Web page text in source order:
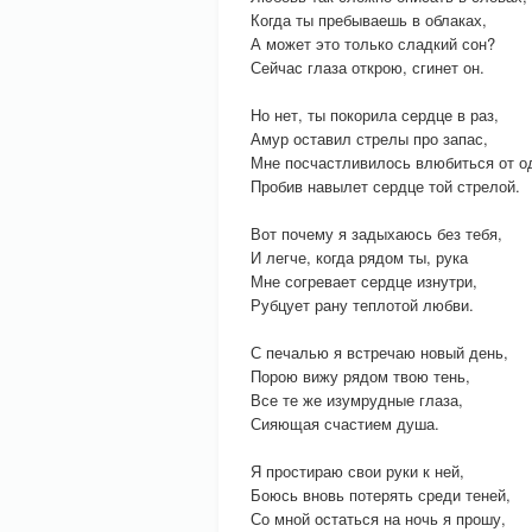
Когда ты пребываешь в облаках,
А может это только сладкий сон?
Сейчас глаза открою, сгинет он.
Но нет, ты покорила сердце в раз,
Амур оставил стрелы про запас,
Мне посчастливилось влюбиться от
Пробив навылет сердце той стрелой.
Вот почему я задыхаюсь без тебя,
И легче, когда рядом ты, рука
Мне согревает сердце изнутри,
Рубцует рану теплотой любви.
С печалью я встречаю новый день,
Порою вижу рядом твою тень,
Все те же изумрудные глаза,
Сияющая счастием душа.
Я простираю свои руки к ней,
Боюсь вновь потерять среди теней,
Со мной остаться на ночь я прошу,